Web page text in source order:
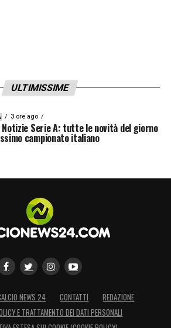
ULTIMISSIME
3 ore ago
Notizie Serie A: tutte le novità del giorno
campionato italiano
NEWS 24 CONTATTI
REDAZIONE
E TRATTAMENTO DEI DATI PERSONALI